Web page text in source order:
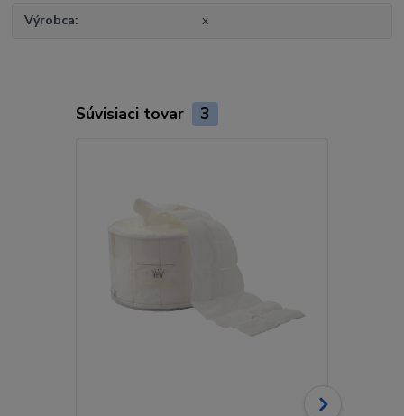
Výrobca x
Súvisiaci tovar 3